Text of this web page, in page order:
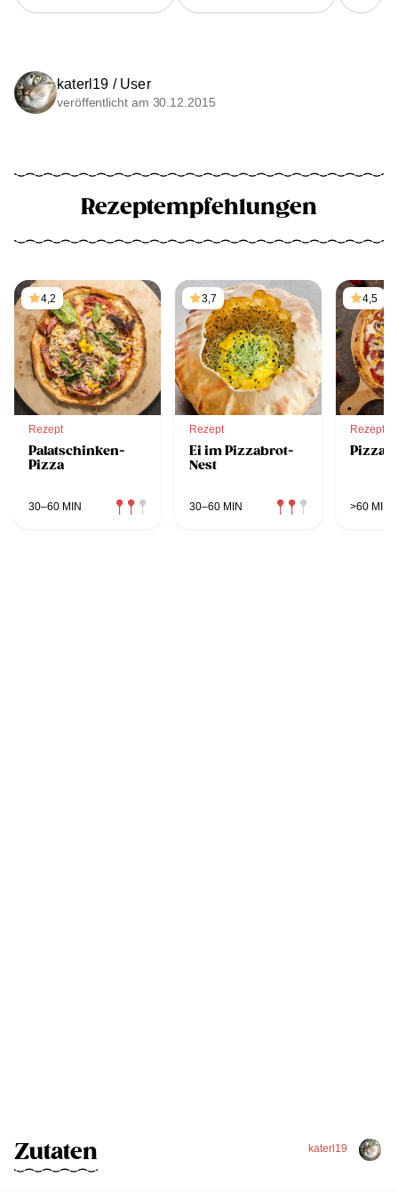
katerl19 / User
veröffentlicht am 30.12.2015
Rezeptempfehlungen
4,2
Rezept
Palatschinken-
Pizza
30–60 MIN
3,7
Rezept
Ei im Pizzabrot-
Nest
30–60 MIN
4,5
Rezept
Pizza
>60 MIN
katerl19
Zutaten